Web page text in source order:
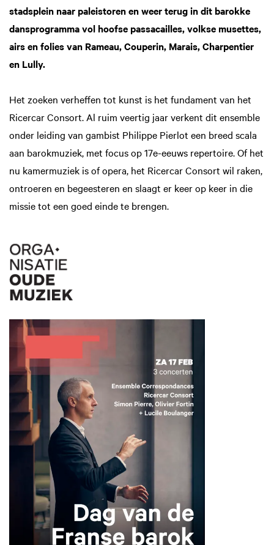
stadsplein naar paleistoren en weer terug in dit barokke
dansprogramma vol hoofse passacailles, volkse musettes,
airs en folies van Rameau, Couperin, Marais, Charpentier
en Lully.
Het zoeken verheffen tot kunst is het fundament van het
Ricercar Consort. Al ruim veertig jaar verkent dit ensemble
onder leiding van gambist Philippe Pierlot een breed scala
aan barokmuziek, met focus op 17e-eeuws repertoire. Of het
nu kamermuziek is of opera, het Ricercar Consort wil raken,
ontroeren en begeesteren en slaagt er keer op keer in die
missie tot een goed einde te brengen.